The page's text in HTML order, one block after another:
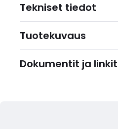
Tekniset tiedot
Tuotekuvaus
Dokumentit ja linkit